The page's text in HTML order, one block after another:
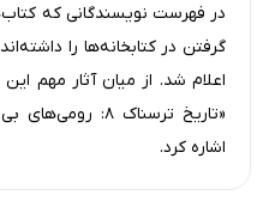
در فهرست نویسندگانی که
گرفتن در کتابخانه‌ها را
اعلام شد. از میان آثار مهم
«تاریخ ترسناک
اشاره کرد.